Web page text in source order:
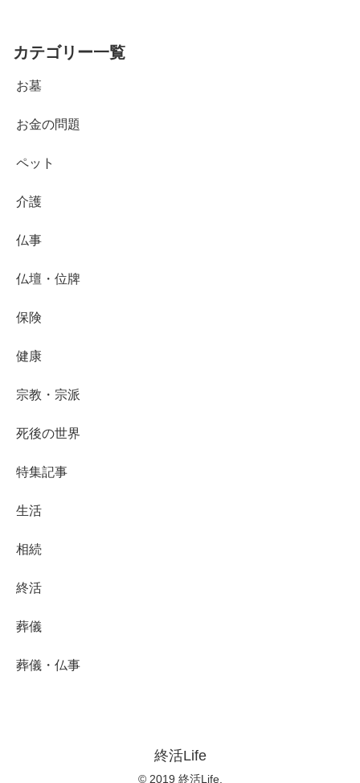
カテゴリー一覧
お墓
お金の問題
ペット
介護
仏事
仏壇・位牌
保険
健康
宗教・宗派
死後の世界
特集記事
生活
相続
終活
葬儀
葬儀・仏事
終活Life
© 2019 終活Life.